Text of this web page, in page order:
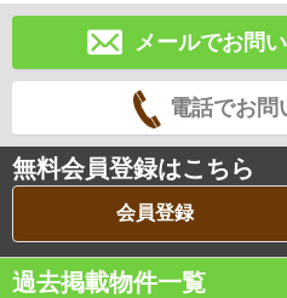
メールでお問
電話でお問
無料会員登録はこちら
会員登録
過去掲載物件一覧